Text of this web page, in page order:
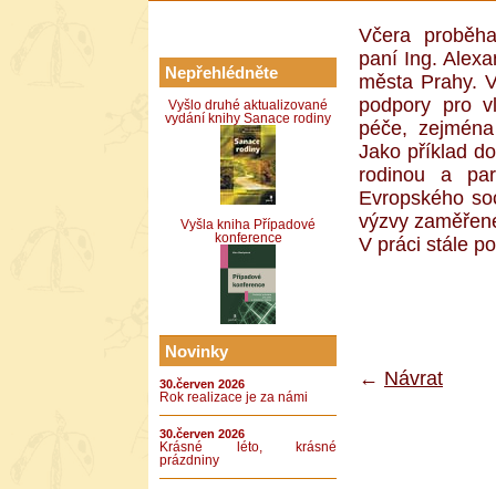
Nepřehlédněte
Vyšlo druhé aktualizované
vydání knihy Sanace rodiny
Vyšla kniha Případové
konference
Novinky
30.červen 2026
Rok realizace je za námi
30.červen 2026
Krásné léto, krásné
prázdniny
Včera
paní Ing.
města Prahy.
podpory pro
péče,
Jako příklad
rodinou a
Evropského
výzvy
V práci stále
← Návrat